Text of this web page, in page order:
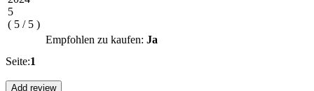
5
( 5 / 5 )
Empfohlen zu kaufen: Ja
Seite:1